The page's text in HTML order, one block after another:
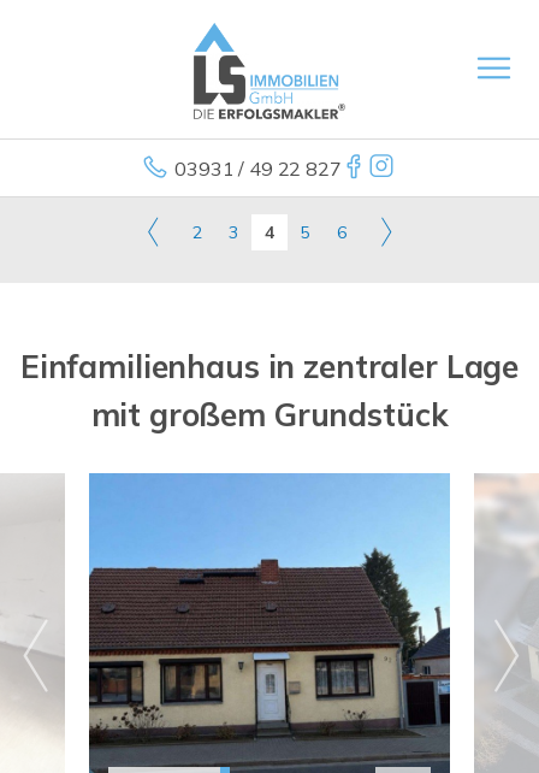
03931 / 49 22 827
2 3 4 5 6
Einfamilienhaus in zentraler Lage
mit großem Grundstück